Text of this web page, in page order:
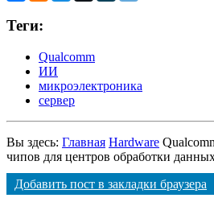
Теги:
Qualcomm
ИИ
микроэлектроника
сервер
Вы здесь: Главная Hardware
чипов для центров обработки
Добавить пост в закладки браузера